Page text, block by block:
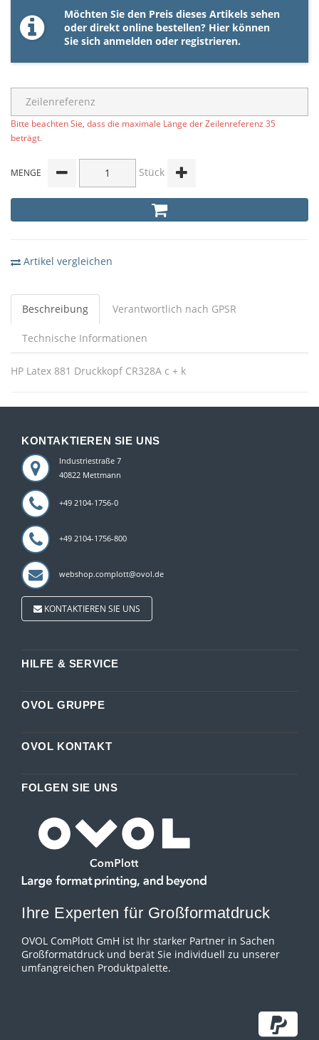
Möchten Sie den Preis dieses Artikels sehen
oder direkt online bestellen? Hier können
Sie sich anmelden oder registrieren.
Bitte beachten Sie, dass die maximale Länge der Zeilenreferenz 35
beträgt.
MENGE Stück
Artikel vergleichen
Beschreibung Verantwortlich nach GPSR
Technische Informationen
HP Latex 881 Druckkopf CR328A c + k
KONTAKTIEREN SIE UNS
Industriestraße 7
40822 Mettmann
+49 2104-1756-0
+49 2104-1756-800
webshop.complott@ovol.de
KONTAKTIEREN SIE UNS
HILFE & SERVICE
OVOL GRUPPE
OVOL KONTAKT
FOLGEN SIE UNS
Ihre Experten für Großformatdruck
OVOL ComPlott GmH ist Ihr starker Partner in Sachen
Großformatdruck und berät Sie individuell zu unserer
umfangreichen Produktpalette.